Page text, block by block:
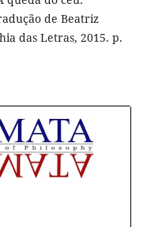
de Beatriz
das Letras, 2015. p.